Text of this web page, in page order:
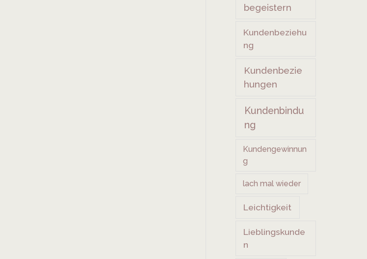
begeistern
Kundenbeziehu
ng
Kundenbezie
hungen
Kundenbindu
ng
Kundengewinnun
g
lach mal wieder
Leichtigkeit
Lieblingskunde
n